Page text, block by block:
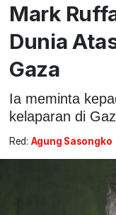
Mark
Dunia
Gaza
Ia meminta
kelaparan di
Red: Agung Sasongko